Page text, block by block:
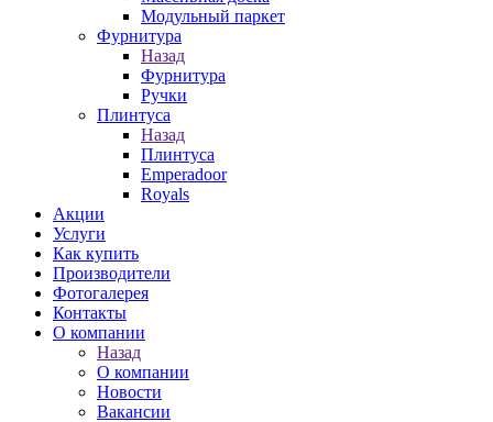
Модульный паркет
Фурнитура
Назад
Фурнитура
Ручки
Плинтуса
Назад
Плинтуса
Emperadoor
Royals
Акции
Услуги
Как купить
Производители
Фотогалерея
Контакты
О компании
Назад
О компании
Новости
Вакансии